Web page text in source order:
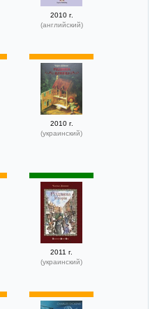
2010 г.
(английский)
2010 г.
(украинский)
2011 г.
(украинский)